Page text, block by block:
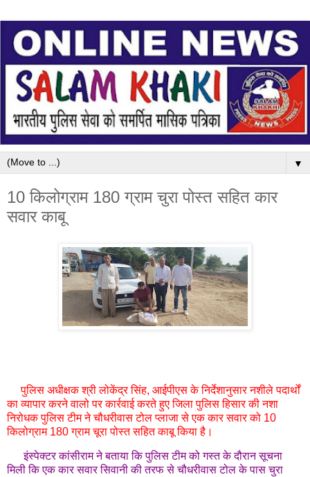
▼
10 किलोग्राम 180 ग्राम चुरा पोस्त सहित कार
सवार काबू
पुलिस अधीक्षक श्री लोकेंद्र सिंह, आईपीएस के निर्देशानुसार नशीले पदार्थों
का व्यापार करने वालो पर कार्रवाई करते हुए जिला पुलिस हिसार की नशा
निरोधक पुलिस टीम ने चौधरीवास टोल प्लाजा से एक कार सवार को 10
किलोग्राम 180 ग्राम चूरा पोस्त सहित काबू किया है।
इंस्पेक्टर कांसीराम ने बताया कि पुलिस टीम को गस्त के दौरान सूचना
मिली कि एक कार सवार सिवानी की तरफ से चौधरीवास टोल के पास चुरा